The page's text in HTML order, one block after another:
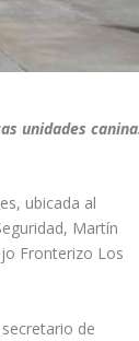
unidades
ubicada al
Martín
Fronterizo Los
de